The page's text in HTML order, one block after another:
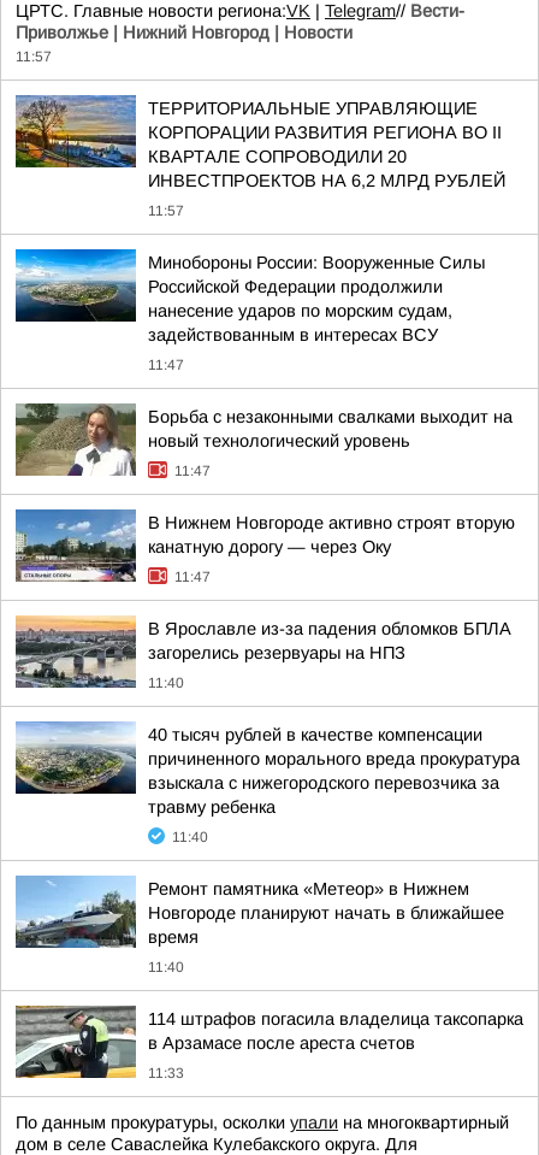
ЦРТС. Главные новости региона:VK | Telegram// Вести-
Приволжье | Нижний Новгород | Новости
11:57
ТЕРРИТОРИАЛЬНЫЕ УПРАВЛЯЮЩИЕ
КОРПОРАЦИИ РАЗВИТИЯ РЕГИОНА ВО II
КВАРТАЛЕ СОПРОВОДИЛИ 20
ИНВЕСТПРОЕКТОВ НА 6,2 МЛРД РУБЛЕЙ
11:57
Минобороны России: Вооруженные Силы
Российской Федерации продолжили
нанесение ударов по морским судам,
задействованным в интересах ВСУ
11:47
Борьба с незаконными свалками выходит на
новый технологический уровень
11:47
В Нижнем Новгороде активно строят вторую
канатную дорогу — через Оку
11:47
В Ярославле из-за падения обломков БПЛА
загорелись резервуары на НПЗ
11:40
40 тысяч рублей в качестве компенсации
причиненного морального вреда прокуратура
взыскала с нижегородского перевозчика за
травму ребенка
11:40
Ремонт памятника «Метеор» в Нижнем
Новгороде планируют начать в ближайшее
время
11:40
114 штрафов погасила владелица таксопарка
в Арзамасе после ареста счетов
11:33
По данным прокуратуры, осколки упали на многоквартирный
дом в селе Саваслейка Кулебакского округа. Для